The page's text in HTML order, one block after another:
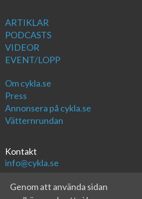
ARTIKLAR
PODCASTS
VIDEOR
EVENT/LOPP
Om cykla.se
Press
Annonsera på cykla.se
Vätternrundan
Kontakt
info@cykla.se
Genom att använda sidan